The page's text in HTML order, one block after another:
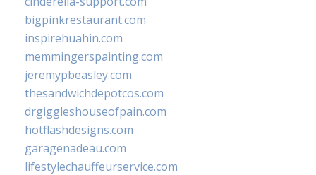
bigpinkrestaurant.com
inspirehuahin.com
memmingerspainting.com
jeremypbeasley.com
thesandwichdepotcos.com
drgiggleshouseofpain.com
hotflashdesigns.com
garagenadeau.com
lifestylechauffeurservice.com